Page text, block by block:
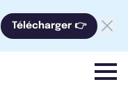
Télécharger 👉
menu